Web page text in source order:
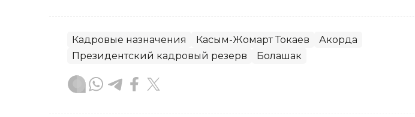
Кадровые назначения Касым-Жомарт Токаев
Акорда
Президентский кадровый резерв
Болашак